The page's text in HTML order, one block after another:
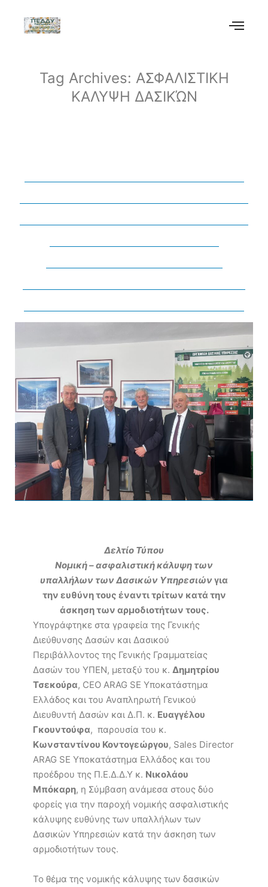
Tag Archives: ΑΣΦΑΛΙΣΤΙΚΗ
ΚΑΛΥΨΗ ΔΑΣΙΚΏΝ
Δελτίο Τύπου
Νομική – ασφαλιστική κάλυψη των
υπαλλήλων των Δασικών Υπηρεσιώνγια
την ευθύνη τους έναντι τρίτων κατά την
άσκηση των αρμοδιοτήτων τους.
Υπογράφτηκε στα γραφεία της Γενικής
Διεύθυνσης Δασών και Δασικού
Περιβάλλοντος της Γενικής Γραμματείας
Δασών του ΥΠΕΝ, μεταξύ του κ. Δημητρίου
Τσεκούρα, CEO ARAG SE Υποκατάστημα
Ελλάδος και του Αναπληρωτή Γενικού
Διευθυντή Δασών και Δ.Π. κ. Ευαγγέλου
Γκουντούφα, παρουσία του κ.
Κωνσταντίνου Κοντογεώργου, Sales Director
ARAG SE Υποκατάστημα Ελλάδος και του
προέδρου της Π.Ε.Δ.Δ.Υ κ. Νικολάου
Μπόκαρη, η Σύμβαση ανάμεσα στους δύο
φορείς για την παροχή νομικής ασφαλιστικής
κάλυψης ευθύνης των υπαλλήλων των
Δασικών Υπηρεσιών κατά την άσκηση των
αρμοδιοτήτων τους.
Το θέμα της νομικής κάλυψης των δασικών